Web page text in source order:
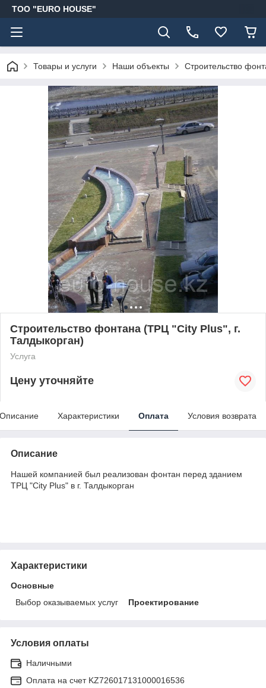
ТОО "EURO HOUSE"
Товары и услуги Наши объекты Строительство
Строительство фонтана (ТРЦ "City Plus", г.
Талдыкорган)
Услуга
Цену уточняйте
Описание Характеристики Оплата Условия возврата
Описание
Нашей компанией был реализован фонтан перед зданием
ТРЦ "City Plus" в г. Талдыкорган
Характеристики
Основные
Выбор оказываемых услуг
Проектирование
Условия оплаты
Наличными
Оплата на счет KZ726017131000016536